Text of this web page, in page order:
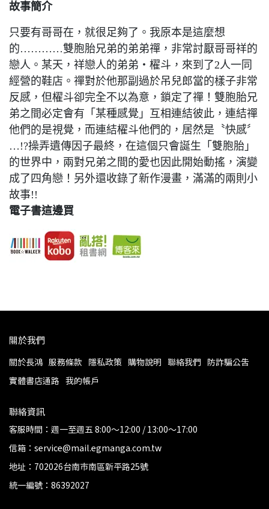
故事簡介
只要有哥哥在，就很足夠了。我原本是這麼想
的…………雙胞胎兄弟的弟弟禪，非常討厭哥哥祥的
戀人。某天，祥戀人的弟弟‧櫂斗，來到了2人一同
經營的鞋店。禪對於他那副過於吊兒郎當的樣子非常
反感，但櫂斗卻完全不以為意，鎖定了禪！雙胞胎兄
弟之間必定會有「某種感覺」互相連結彼此，連結禪
他們的是視覺，而連結櫂斗他們的，居然是〝快感〞
…!?操弄遺傳因子最終，在這個只會誕生「雙胞胎」
的世界中，兩對兄弟之間的愛也因此開始動搖，演變
成了四角戀！另外還收錄了新作漫畫，滿滿的兩則小
故事!!
電子書這邊買
關於我們
關於長鴻 服務條款 隱私政策 購物說明 聯絡我們 防詐騙公告
實體書店通路 我的帳戶
聯絡資訊
客服時間：週一至週五 8:00～12:00 / 13:00～17:00
信箱：service@mail.egmanga.com.tw
地址：702026台南市南區新平路25號
統一編號：86392027